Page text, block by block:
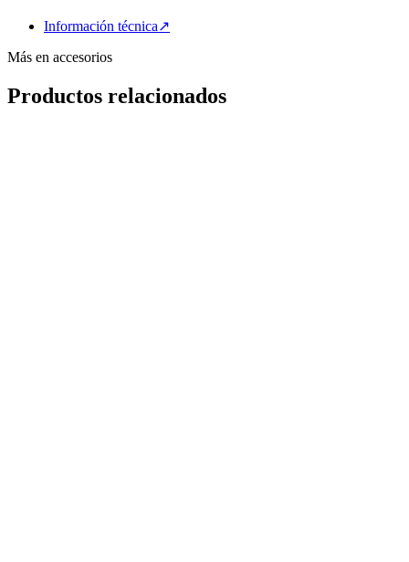
Información técnica↗
Más en accesorios
Productos relacionados